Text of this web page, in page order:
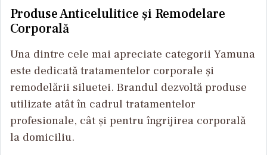
Produse Anticelulitice și Remodelare
Corporală
Una dintre cele mai apreciate categorii Yamuna
este dedicată tratamentelor corporale și
remodelării siluetei. Brandul dezvoltă produse
utilizate atât în cadrul tratamentelor
profesionale, cât și pentru îngrijirea corporală
la domiciliu.